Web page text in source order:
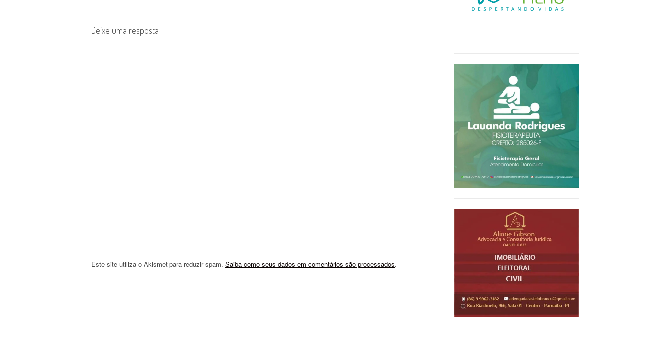
t
Deixe uma resposta
Este site utiliza o Akismet para reduzir spam. Saiba como seus dados em comentários são processados.